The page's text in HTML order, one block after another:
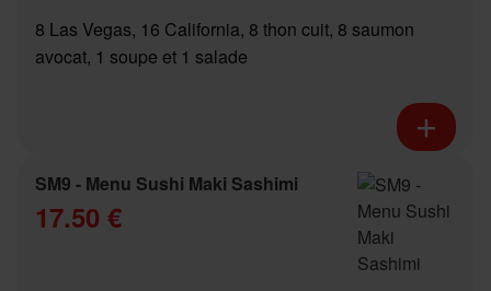
8 Las Vegas, 16 California, 8 thon cuit, 8 saumon
avocat, 1 soupe et 1 salade
SM9 - Menu Sushi Maki Sashimi
17.50 €